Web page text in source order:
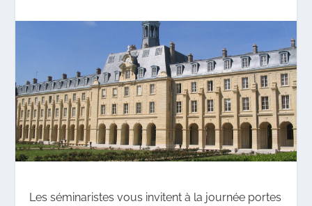
Les séminaristes vous invitent à la journée portes